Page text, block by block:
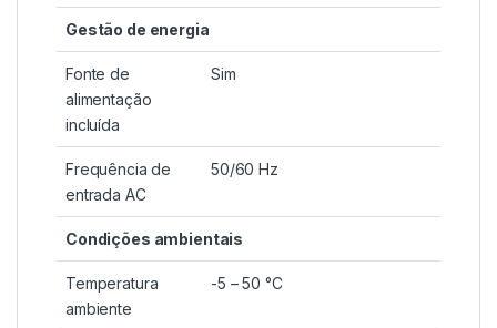
Gestão de energia
Fonte de
alimentação
incluída
Sim
Frequência de
entrada AC
50/60 Hz
Condições ambientais
Temperatura
ambiente
-5 – 50 °C